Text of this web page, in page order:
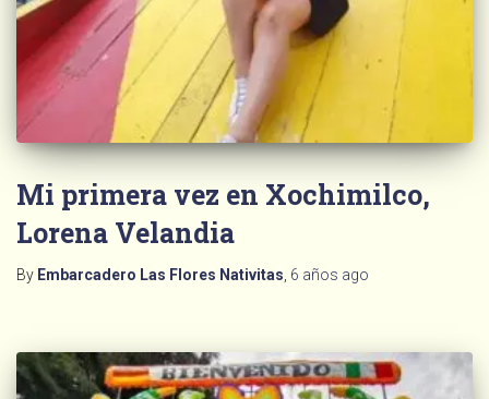
Mi primera vez en Xochimilco,
Lorena Velandia
By Embarcadero Las Flores Nativitas 6 años ago